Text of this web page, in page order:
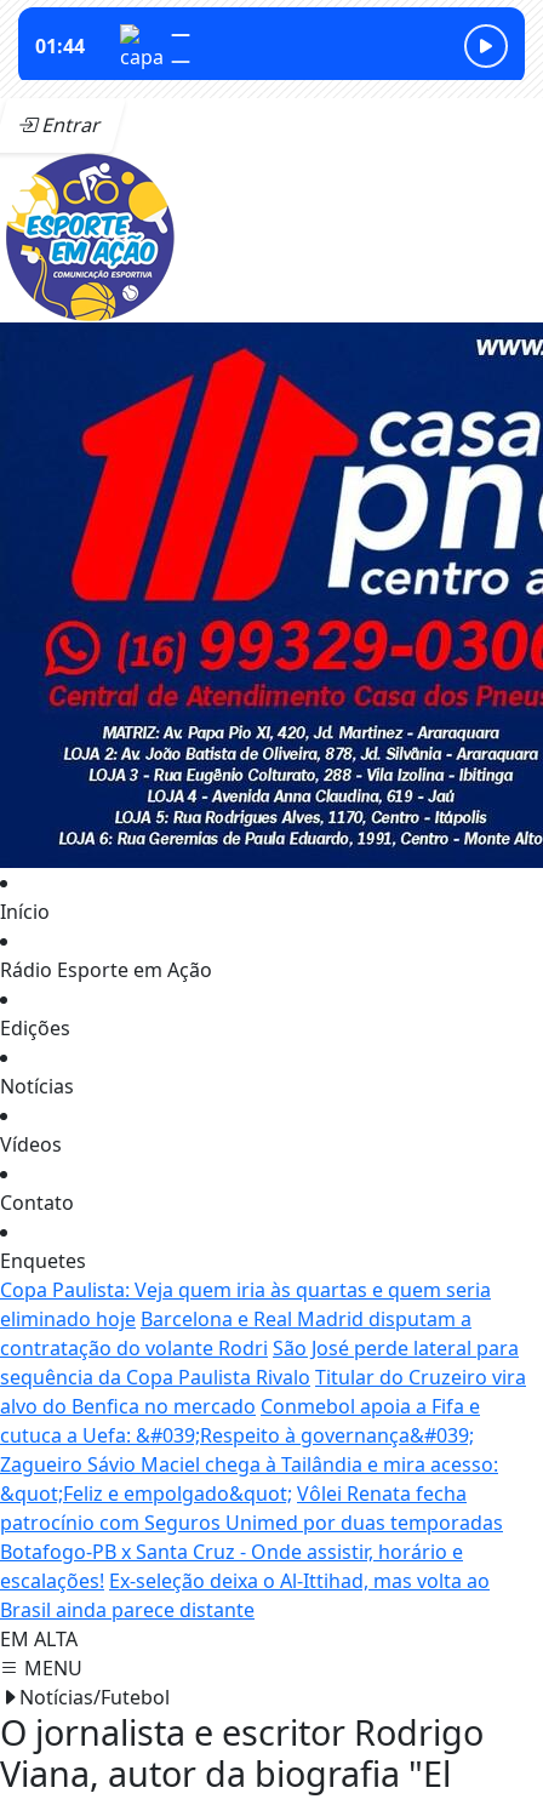
Entrar
Início
Rádio Esporte em Ação
Edições
Notícias
Vídeos
Contato
Enquetes
Copa Paulista: Veja quem iria às quartas e quem seria
eliminado hoje Barcelona e Real Madrid disputam a
contratação do volante Rodri São José perde lateral para
sequência da Copa Paulista Rivalo Titular do Cruzeiro vira
alvo do Benfica no mercado Conmebol apoia a Fifa e
cutuca a Uefa: &#039;Respeito à governança&#039;
Zagueiro Sávio Maciel chega à Tailândia e mira acesso:
&quot;Feliz e empolgado&quot; Vôlei Renata fecha
patrocínio com Seguros Unimed por duas temporadas
Botafogo-PB x Santa Cruz - Onde assistir, horário e
escalações! Ex-seleção deixa o Al-Ittihad, mas volta ao
Brasil ainda parece distante
EM ALTA
MENU
Notícias/Futebol
O jornalista e escritor Rodrigo
Viana, autor da biografia "El